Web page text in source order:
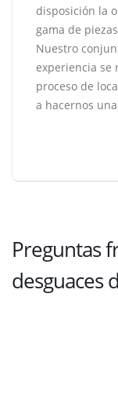
disposición la
gama de
Nuestro
experiencia se
proceso de
a hacernos
Preguntas
desguaces